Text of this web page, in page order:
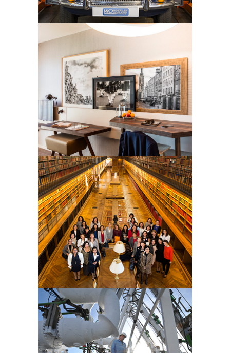
JO HANLEY
Photographe basée à Edimbourg, elle
réalise des photographies
d’architecture, d’hôtellerie et des
reportages en entreprise.
JULIEN KNAUB
Photographe basé à Paris, il réalise
des portraits et des photographies
évènementielles.
NICOLAS
GOUHIER